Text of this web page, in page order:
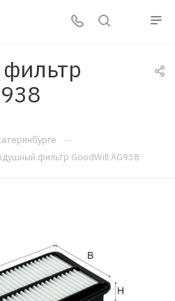
—
фильтр GoodWill AG938